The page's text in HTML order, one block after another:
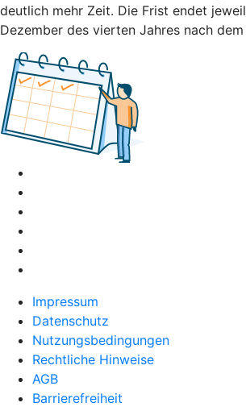
deutlich mehr Zeit. Die Frist endet
Dezember des vierten Jahres nach dem
Impressum
Datenschutz
Nutzungsbedingungen
Rechtliche Hinweise
AGB
Barrierefreiheit